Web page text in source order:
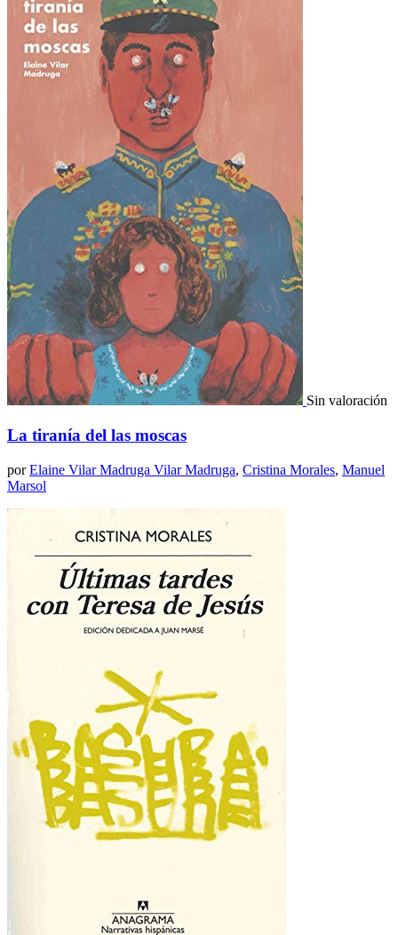
Sin valoración
La tiranía del las moscas
porElaine Vilar Madruga Vilar Madruga, Cristina Morales, Manuel
Marsol